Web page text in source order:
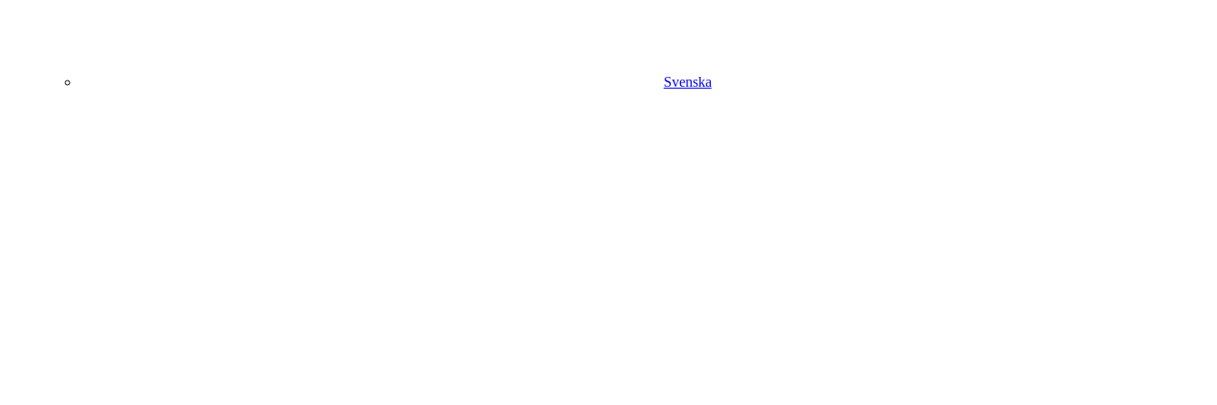
Svenska